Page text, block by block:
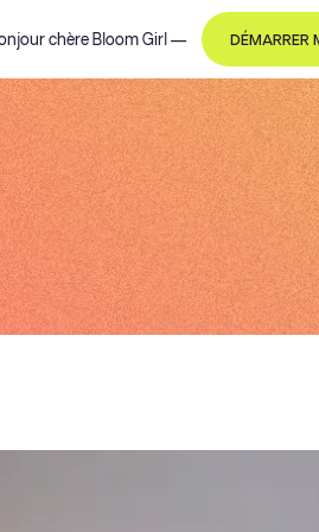
chère Bloom Girl— DÉMARRER